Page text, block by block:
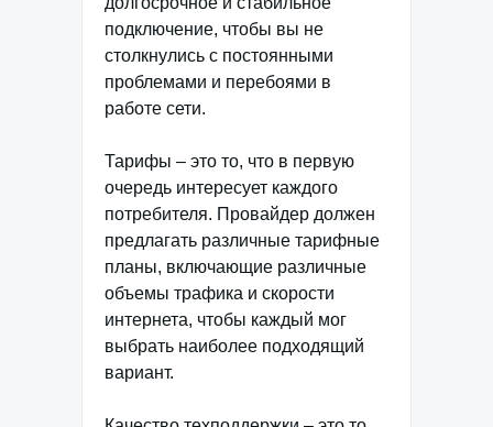
подключение, чтобы вы не
столкнулись с постоянными
проблемами и перебоями в
работе сети.
Тарифы – это то, что в первую
очередь интересует каждого
потребителя. Провайдер должен
предлагать различные тарифные
планы, включающие различные
объемы трафика и скорости
интернета, чтобы каждый мог
выбрать наиболее подходящий
вариант.